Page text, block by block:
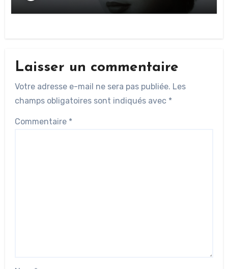
Laisser un commentaire
Votre adresse e-mail ne sera pas publiée. Les
champs obligatoires sont indiqués avec *
Commentaire *